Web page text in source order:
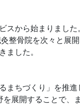
スから始まりまし
整骨院を次々と展
ました。
まちづくり」を推
展開することで、